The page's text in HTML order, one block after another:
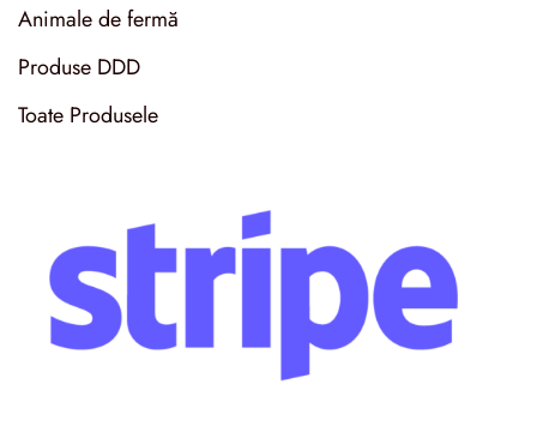
Animale de fermă
Produse DDD
Toate Produsele